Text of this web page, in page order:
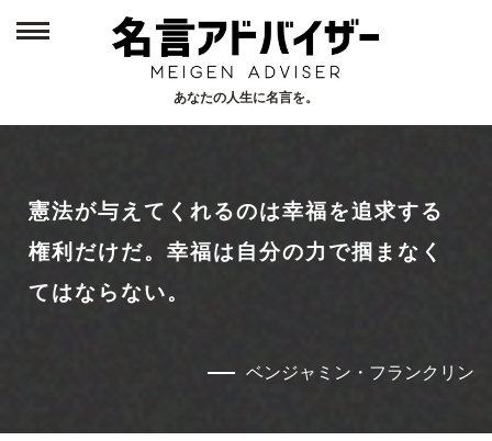
あなたの人生に名言を。
1 Home
2 New
新着名言
Person
憲法が与えてくれるのは幸福を追求する
権利だけだ。幸福は自分の力で掴まなく
てはならない。
ベンジャミン・フランクリン